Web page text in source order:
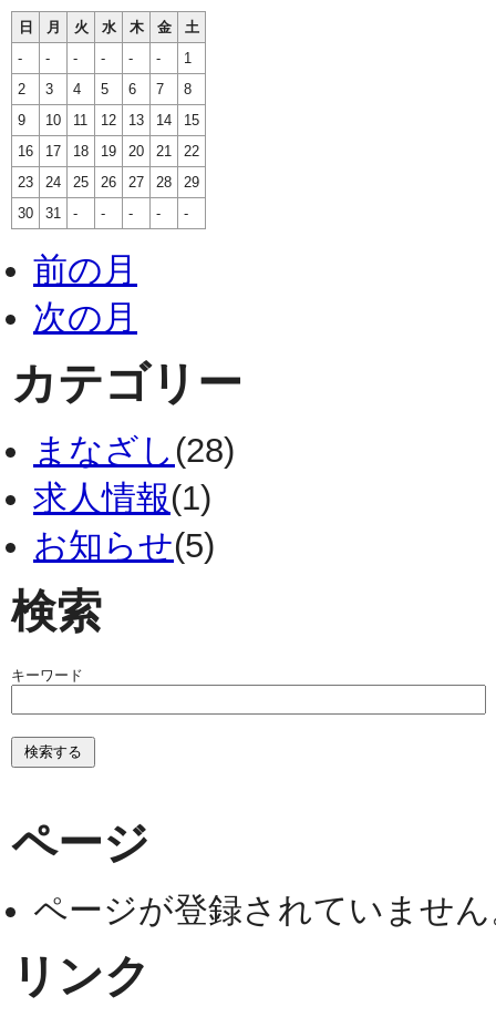
日 月 火 水 木 金
土
-
- - - - -
1
2
3 4 5 6 7
8
9
10 11 12 13 14
15
16
17 18 19 20 21
22
23
24 25 26 27 28
29
30
31 - - - - -
前の月
次の月
カテゴリー
まなざし (28)
求人情報(1)
お知らせ(5)
検索
キーワード
ページ
ページが登録されていませ
リンク